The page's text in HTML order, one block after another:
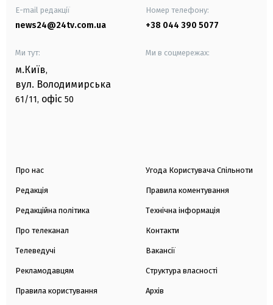
E-mail редакції
news24@24tv.com.ua
Номер телефону:
+38 044 390 5077
Ми тут:
м.Київ,
вул. Володимирська
61/11, офіс 50
Ми в соцмережах:
Про нас
Редакція
Редакційна політика
Про телеканал
Телеведучі
Рекламодавцям
Правила користування
Угода Користувача Спільноти
Правила коментування
Технічна інформація
Контакти
Вакансії
Структура власності
Архів